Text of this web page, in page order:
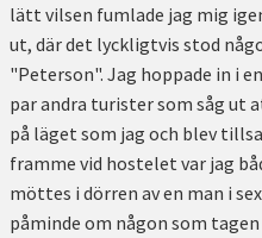
lätt vilsen fumlade jag mig
ut, där det lyckligtvis stod
"Peterson". Jag hoppade in i
par andra turister som såg ut
på läget som jag och blev
framme vid hostelet var jag
möttes i dörren av en man i
påminde om någon som